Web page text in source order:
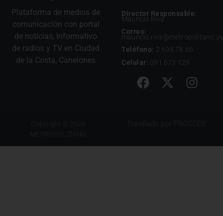
Plataforma de medios de
comunicación con portal
de noticias, Informativo
de radios y TV en Ciudad
de la Costa, Canelones
Director Responsable:
Mauricio Riva
Correo:
mauricio.riva@metropolitano.uy
Teléfono: 2 698 78 66
Celular: 091 673 129